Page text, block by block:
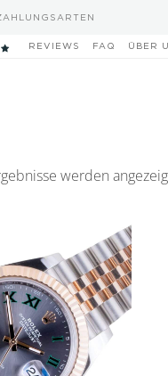
REVIEWS FAQ ÜBER
werden
Add to
wishlist